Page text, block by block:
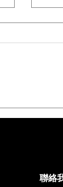
租
日
聯絡